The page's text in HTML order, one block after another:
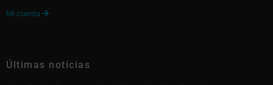
Mi cuenta 
Últimas notícias